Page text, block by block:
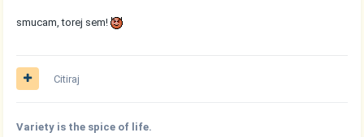
smucam, torej sem!
Citiraj
Variety is the spice of life.